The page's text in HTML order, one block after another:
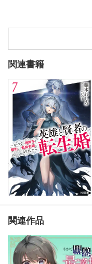
関連書籍
関連作品